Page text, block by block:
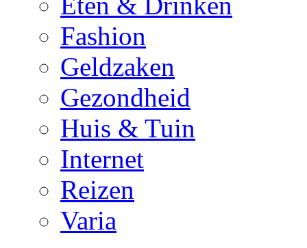
Fashion
Geldzaken
Gezondheid
Huis & Tuin
Internet
Reizen
Varia